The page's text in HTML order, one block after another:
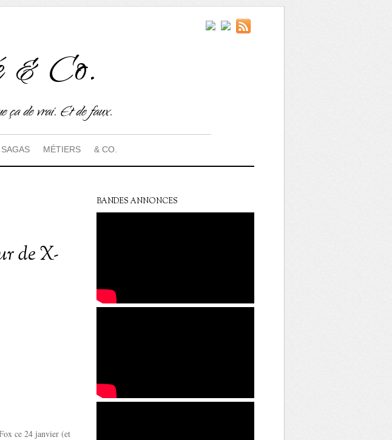
& Co.
ça de vrai. Et de faux.
SAGAS MÉTIERS & CO.
de X-
ce 24 janvier (et
BANDES ANNONCES